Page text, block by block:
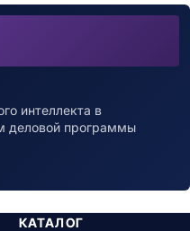
интеллекта в
деловой программы
КАТАЛОГ